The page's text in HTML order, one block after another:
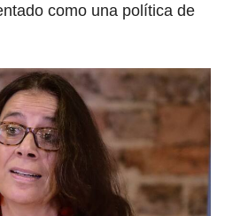
como una política de